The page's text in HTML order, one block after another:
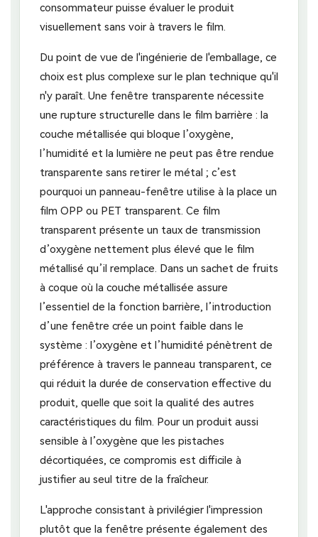
consommateur puisse évaluer le produit
visuellement sans voir à travers le film.
Du point de vue de l'ingénierie de l'emballage, ce
choix est plus complexe sur le plan technique qu'il
n'y paraît. Une fenêtre transparente nécessite
une rupture structurelle dans le film barrière : la
couche métallisée qui bloque l’oxygène,
l’humidité et la lumière ne peut pas être rendue
transparente sans retirer le métal ; c’est
pourquoi un panneau-fenêtre utilise à la place un
film OPP ou PET transparent. Ce film
transparent présente un taux de transmission
d’oxygène nettement plus élevé que le film
métallisé qu’il remplace. Dans un sachet de fruits
à coque où la couche métallisée assure
l’essentiel de la fonction barrière, l’introduction
d’une fenêtre crée un point faible dans le
système : l’oxygène et l’humidité pénètrent de
préférence à travers le panneau transparent, ce
qui réduit la durée de conservation effective du
produit, quelle que soit la qualité des autres
caractéristiques du film. Pour un produit aussi
sensible à l’oxygène que les pistaches
décortiquées, ce compromis est difficile à
justifier au seul titre de la fraîcheur.
L'approche consistant à privilégier l'impression
plutôt que la fenêtre présente également des